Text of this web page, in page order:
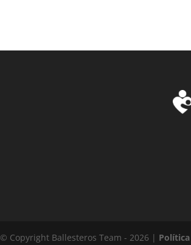
© Copyright Ballesteros Team - 2026 |